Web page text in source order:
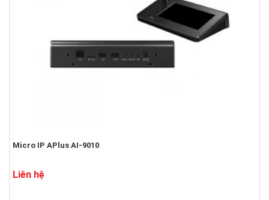
Micro IP APlus AI-9010
Liên hệ